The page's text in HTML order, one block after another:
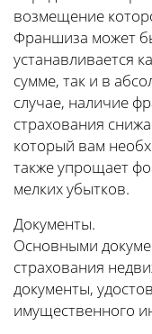
возмещение
Франшиза может
устанавливается
сумме, так и в
случае, наличие
страхования
который вам
также упрощает
мелких убытков.
Документы.
Основными
страхования
документы,
имущественного